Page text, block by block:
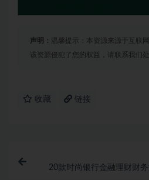
声明： 温馨提示：本资源来源于互联
该资源侵犯了您的权益，请联系我们处
收藏 链接
20款时尚银行金融理财财